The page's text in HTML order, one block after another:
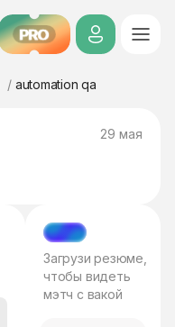
PRO
automation qa
29 мая
МЭТЧ
Загрузи резюме,
чтобы видеть
мэтч с вакой